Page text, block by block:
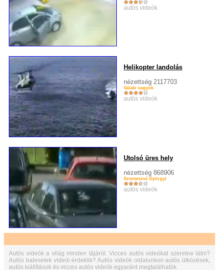
autós videók
Helikopter landolás
nézettség 2117703
Valaki vagyok
autós videók
Utolsó üres hely
nézettség 868906
Szentesiné Györgyi
autós videók
Autós videók a világ minden tájáról. Vicces autós videókat szeretne látni?
Autós balesetek videói érdeklik? Autós videók oldalunkon autós ütközések,
autós kiállítások és vicces autós videók egyaránt megtalálhatók.